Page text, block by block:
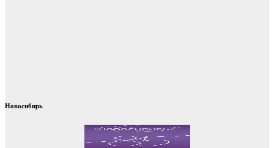
Новосибирь